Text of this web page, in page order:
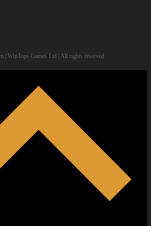
| WinTops Games Ltd | All rights reserved